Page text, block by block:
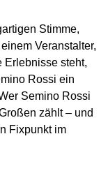
Stimme,
Veranstalter,
Erlebnisse steht,
Rossi ein
Semino Rossi
zählt – und
Fixpunkt im